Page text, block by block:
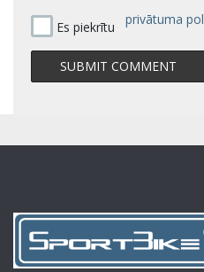
Es piekrītu privātuma